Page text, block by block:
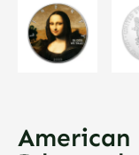
American